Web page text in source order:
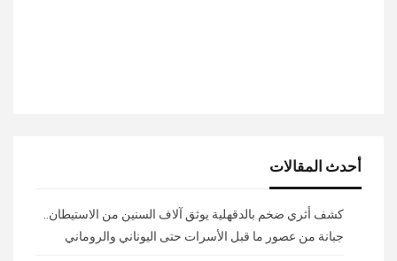
أحدث المقالات
كشف أثري ضخم بالدقهلية يوثق آلاف السنين من الاستيطان..
جبانة من عصور ما قبل الأسرات حتى اليوناني والروماني